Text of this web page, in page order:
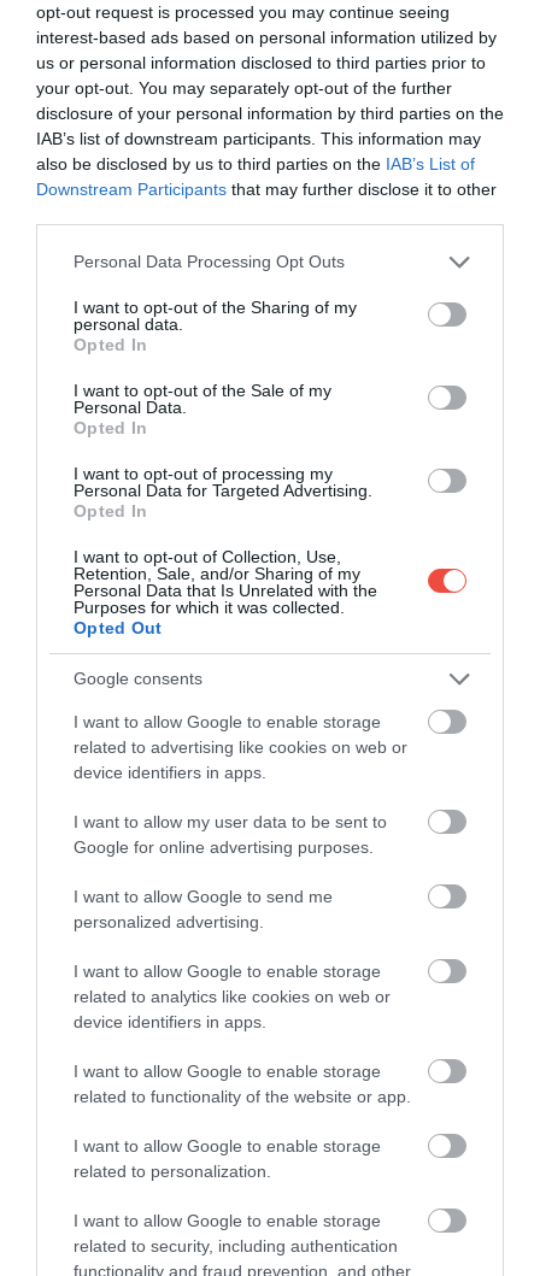
opt-out request is processed you may continue seeing
interest-based ads based on personal information utilized by
us or personal information disclosed to third parties prior to
your opt-out. You may separately opt-out of the further
disclosure of your personal information by third parties on the
IAB’s list of downstream participants. This information may
also be disclosed by us to third parties on the IAB’s List of
Downstream Participants that may further disclose it to other
Please note that this website/app uses one or more Google
not limited to your visit or usage behaviour. You may click to
grant or deny consent to Google and its third-party tags to
use your data for below specified purposes in below Google
consent section.
Personal Data Processing Opt Outs
I want to opt-out of the Sharing of my
personal data.
Opted In
I want to opt-out of the Sale of my
Personal Data.
Opted In
I want to opt-out of processing my
Personal Data for Targeted Advertising.
Opted In
I want to opt-out of Collection, Use,
Retention, Sale, and/or Sharing of my
Personal Data that Is Unrelated with the
Purposes for which it was collected.
Opted Out
Google consents
I want to allow Google to enable storage
related to advertising like cookies on web or
device identifiers in apps.
I want to allow my user data to be sent to
Google for online advertising purposes.
I want to allow Google to send me
personalized advertising.
I want to allow Google to enable storage
related to analytics like cookies on web or
device identifiers in apps.
I want to allow Google to enable storage
related to functionality of the website or app.
I want to allow Google to enable storage
related to personalization.
I want to allow Google to enable storage
related to security, including authentication
functionality and fraud prevention, and other
Spanyolországban
A húsvéti hosszú hétvége az év egyik
legforgalmasabb utazási időszaka Európában. Idén
azonban…